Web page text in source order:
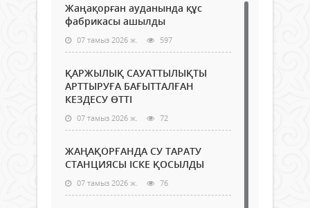
Жаңақорған ауданында құс
фабрикасы ашылды
07 тамыз 2026 ж. 597
ҚАРЖЫЛЫҚ САУАТТЫЛЫҚТЫ
АРТТЫРУҒА БАҒЫТТАЛҒАН
КЕЗДЕСУ ӨТТІ
07 тамыз 2026 ж. 72
ЖАҢАҚОРҒАНДА СУ ТАРАТУ
СТАНЦИЯСЫ ІСКЕ ҚОСЫЛДЫ
07 тамыз 2026 ж. 76